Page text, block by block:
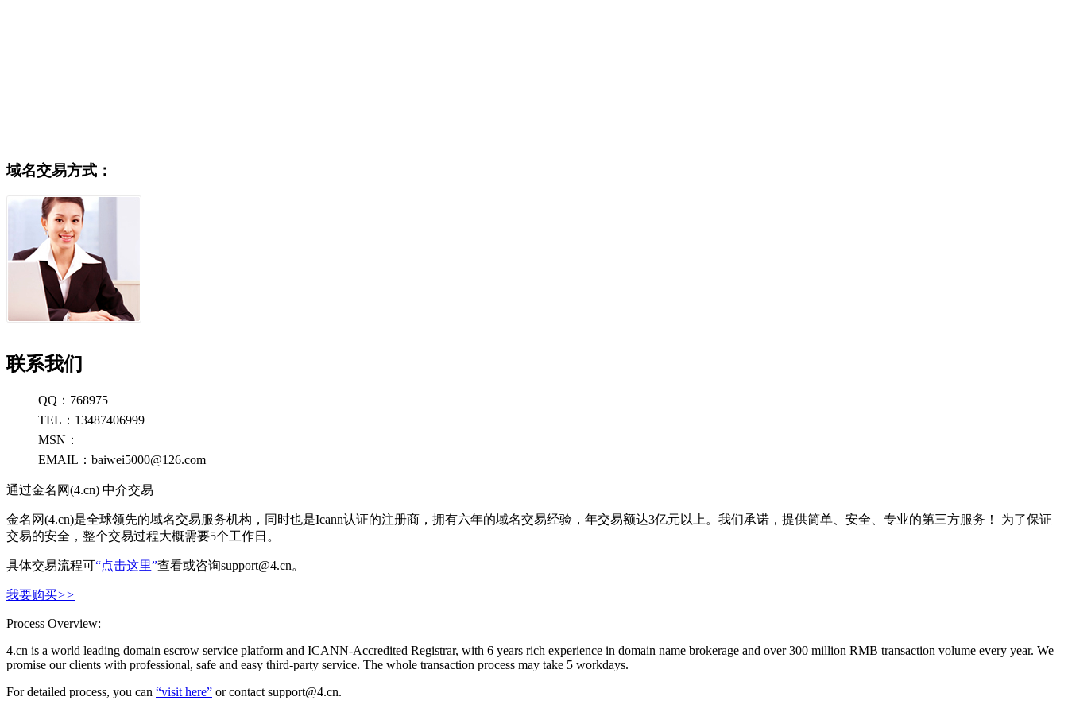
域名交易方式：
联系我们
QQ：768975
TEL：13487406999
MSN：
EMAIL：baiwei5000@126.com
通过金名网(4.cn) 中介交易
金名网(4.cn)是全球领先的域名交易服务机构，同时也是Icann认证的注册商，拥有六年的域名交易经验，年交易额达3亿元以上。我们承诺，提供简单、安全、专业的第三方服务！ 为了保证
交易的安全，整个交易过程大概需要5个工作日。
具体交易流程可“点击这里”查看或咨询support@4.cn。
我要购买>>
Process Overview:
4.cn is a world leading domain escrow service platform and ICANN-Accredited Registrar, with 6 years rich experience in domain name brokerage and over 300 million RMB transaction volume every year. We
promise our clients with professional, safe and easy third-party service. The whole transaction process may take 5 workdays.
For detailed process, you can “visit here” or contact support@4.cn.